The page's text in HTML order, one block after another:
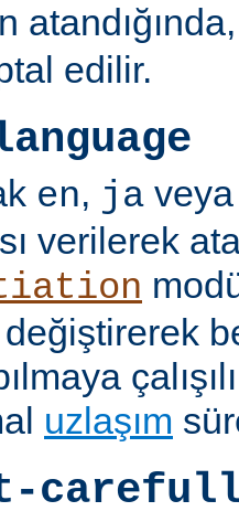
edilir.
en, ja
verilerek
değiştirerek
uzlaşım